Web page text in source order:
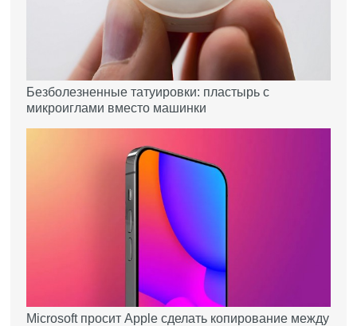
Безболезненные татуировки: пластырь с
микроиглами вместо машинки
Microsoft просит Apple сделать копирование между